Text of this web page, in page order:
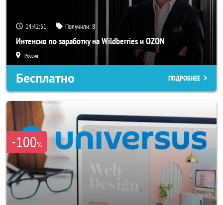
14:42:50 Получили:8
Интенсив по заработку на Wildberries и OZON
Россия
Бесплатно ПОДРОБНЕЕ
-100%